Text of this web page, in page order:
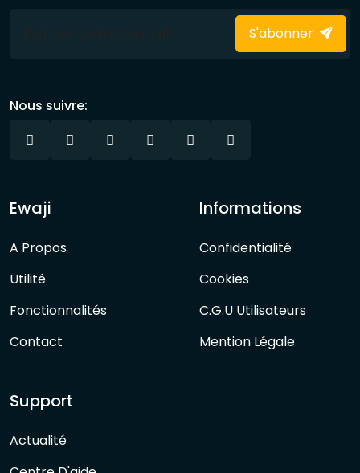
S'abonner
Nous suivre:
Ewaji
A Propos
Utilité
Fonctionnalités
Contact
Informations
Confidentialité
Cookies
C.G.U Utilisateurs
Mention Légale
Support
Actualité